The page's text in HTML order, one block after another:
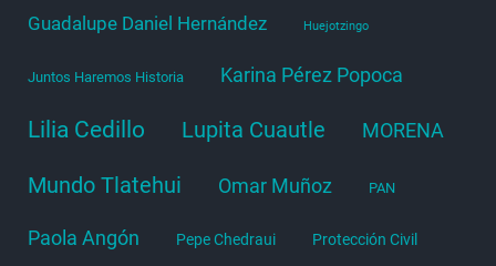
Guadalupe Daniel Hernández Huejotzingo
Juntos Haremos Historia Karina Pérez Popoca
Lilia Cedillo Lupita Cuautle MORENA
Mundo Tlatehui Omar Muñoz PAN
Paola Angón Pepe Chedraui Protección Civil